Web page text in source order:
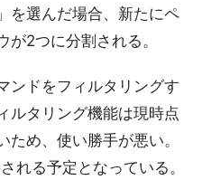
を選んだ場合、新たにペ
が2つに分割される。
ンドをフィルタリングす
ルタリング機能は現時点
め、使い勝手が悪い。
れる予定となっている。